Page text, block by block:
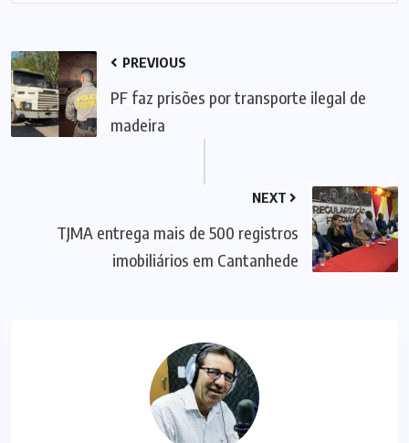
PREVIOUS
PF faz prisões por transporte ilegal de
madeira
NEXT
TJMA entrega mais de 500 registros
imobiliários em Cantanhede